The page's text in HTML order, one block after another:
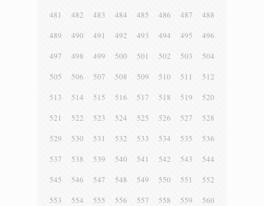
481
482 483 484 485 486 487
488
489
490 491 492 493 494 495
496
497
498 499 500 501 502 503
504
505
506 507 508 509 510 511
512
513
514 515 516 517 518 519
520
521
522 523 524 525 526 527
528
529
530 531 532 533 534 535
536
537
538 539 540 541 542 543
544
545
546 547 548 549 550 551
552
553
554 555 556 557 558 559
560